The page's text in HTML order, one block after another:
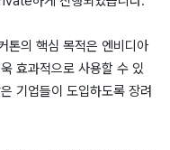
의 핵심 목적은 엔비디아
효과적으로 사용할 수 있
기업들이 도입하도록 장려